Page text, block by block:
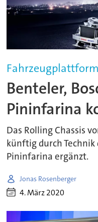
Benteler,
Pininfarina
Das Rolling Chassis
künftig durch
Pininfarina ergänzt.
Jonas Rosenberger
4. März 2020